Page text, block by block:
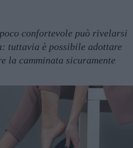
confortevole può rivelarsi
tuttavia è possibile adottare
la camminata sicuramente